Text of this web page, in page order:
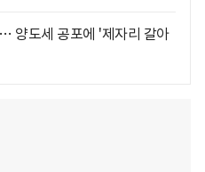
양도세 공포에 '제자리 갈아